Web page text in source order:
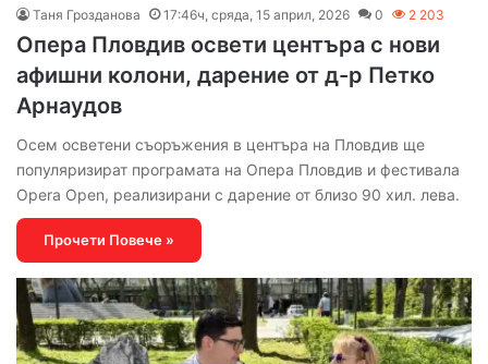
Таня Грозданова 17:46ч, сряда, 15 април, 2026 0 2 203
Опера Пловдив освети центъра с нови
афишни колони, дарение от д-р Петко
Арнаудов
Осем осветени съоръжения в центъра на Пловдив ще
популяризират програмата на Опера Пловдив и фестивала
Opera Open, реализирани с дарение от близо 90 хил. лева.
Прочети Повече »